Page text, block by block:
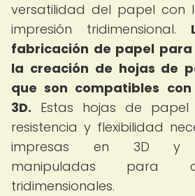
versatilidad del papel con
impresión tridimensional.
fabricación de papel
la creación de hojas de
que son compatibles
3D. Estas hojas de
resistencia y flexibilidad
impresas en 3D y
manipuladas para
tridimensionales.